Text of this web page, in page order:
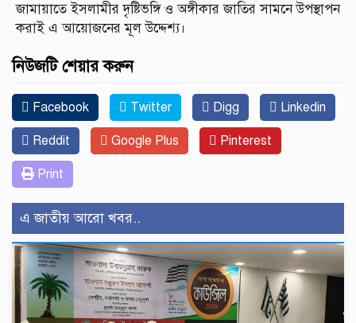
জামায়াতে ইসলামীর দৃষ্টিভঙ্গি ও অঙ্গীকার জাতির সামনে উপস্থাপন
করাই এ আয়োজনের মূল উদ্দেশ্য।
নিউজটি শেয়ার করুন
Facebook Twitter Digg Linkedin
Reddit Google Plus Pinterest
Print
এ জাতীয় আরো খবর..